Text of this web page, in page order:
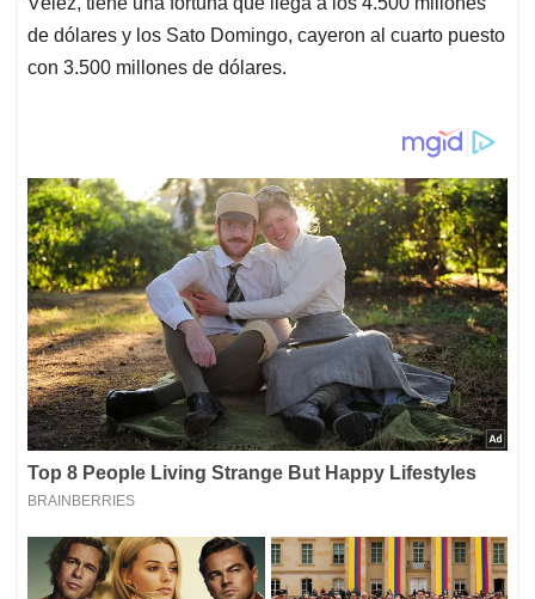
de dólares y los Sato Domingo, cayeron al cuarto puesto
con 3.500 millones de dólares.